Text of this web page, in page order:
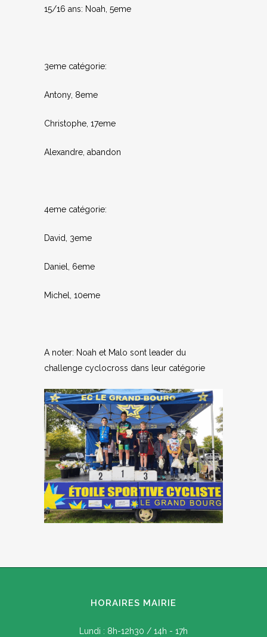
15/16 ans: Noah, 5eme
3eme catégorie:
Antony, 8eme
Christophe, 17eme
Alexandre, abandon
4eme catégorie:
David, 3eme
Daniel, 6eme
Michel, 10eme
A noter: Noah et Malo sont leader du
challenge cyclocross dans leur catégorie
HORAIRES MAIRIE
Lundi : 8h-12h30 / 14h - 17h